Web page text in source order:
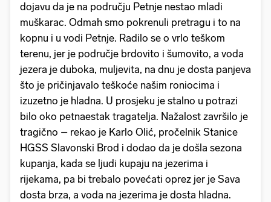
dojavu da je na području Petnje nestao mladi
muškarac. Odmah smo pokrenuli pretragu i to na
kopnu i u vodi Petnje. Radilo se o vrlo teškom
terenu, jer je područje brdovito i šumovito, a voda
jezera je duboka, muljevita, na dnu je dosta panjeva
što je pričinjavalo teškoće našim roniocima i
izuzetno je hladna. U prosjeku je stalno u potrazi
bilo oko petnaestak tragatelja. Nažalost završilo je
tragično – rekao je Karlo Olić, pročelnik Stanice
HGSS Slavonski Brod i dodao da je došla sezona
kupanja, kada se ljudi kupaju na jezerima i
rijekama, pa bi trebalo povećati oprez jer je Sava
dosta brza, a voda na jezerima je dosta hladna.